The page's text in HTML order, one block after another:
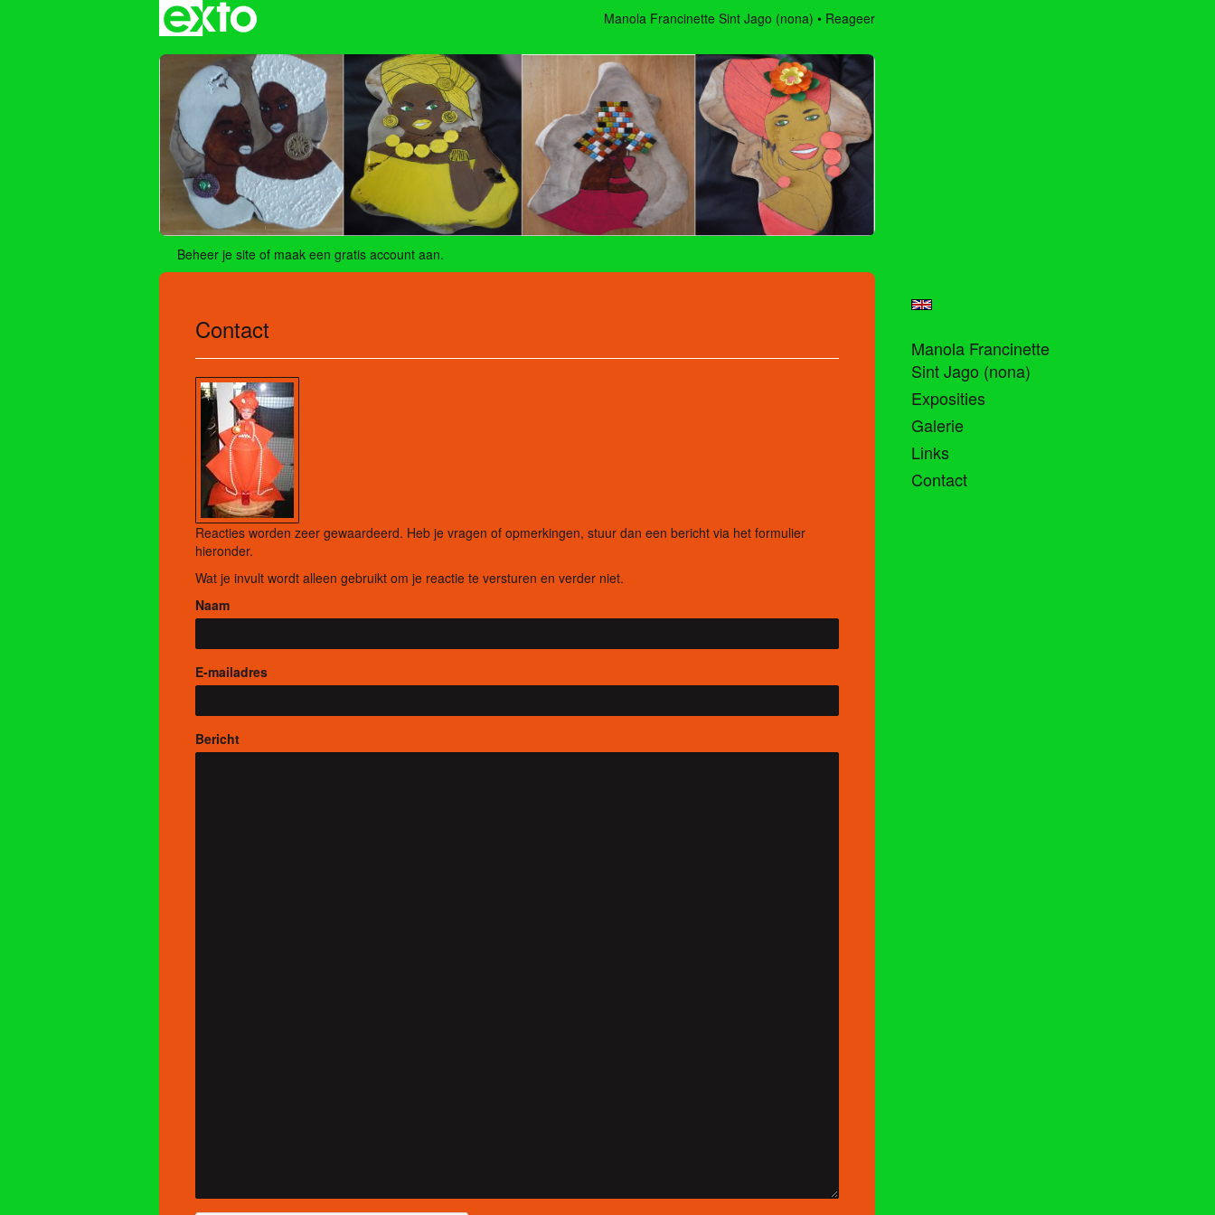
Manola Francinette Sint Jago (nona) Reageer
Beheer je site of maak een gratis account aan.
Contact
Reacties worden zeer gewaardeerd. Heb je vragen of opmerkingen, stuur dan een bericht via het formulier
hieronder.
Wat je invult wordt alleen gebruikt om je reactie te versturen en verder niet.
Naam
E-mailadres
Bericht
Manola Francinette
Sint Jago (nona)
Exposities
Galerie
Links
Contact